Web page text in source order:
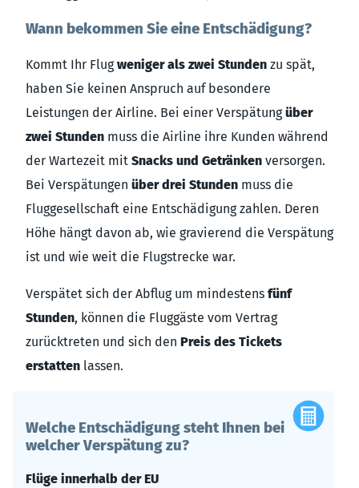
Wann bekommen Sie eine Entschädigung?
Kommt Ihr Flugweniger als zwei Stunden zu spät,
haben Sie keinen Anspruch auf besondere
Leistungen der Airline. Bei einer Verspätungüber
zwei Stunden muss die Airline ihre Kunden während
der Wartezeit mit Snacks und Getränken versorgen.
Bei Verspätungen über drei Stunden muss die
Fluggesellschaft eine Entschädigung zahlen. Deren
Höhe hängt davon ab, wie gravierend die Verspätung
ist und wie weit die Flugstrecke war.
Verspätet sich der Abflug um mindestens fünf
Stunden, können die Fluggäste vom Vertrag
zurücktreten und sich den Preis des Tickets
erstatten lassen.
Welche Entschädigung steht Ihnen bei
welcher Verspätung zu?
Flüge innerhalb der EU